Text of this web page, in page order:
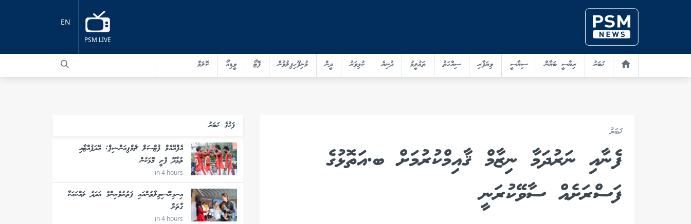
PSM LIVE
EN
ޚަބަރު ރިޔާސީ ބަޔާން ސިޔާސީ ވިޔަފާރި ސިއްހަތު ތަޢުލީމު ދުނިޔެ ކުޅިވަރު ދީން މުނިފޫހިފިލުވުން ފޮޓޯ ވީޑިއޯ ކޮލަމް
ޚަބަރު
ފެނާއި ނަރުދަމާ ނިޒާމް ޤާއިމްކުރުމަށް ބ.އަތޮޅުގެ
ފަސްރަށެއް ސާވޭކުރަނީ
ފަހުގެ ޚަބަރު
އެފްއޭއެމް ފުޓްސަލް ޗެމްޕިއަންޝިޕް: އޭދަފުއްޓާއި
ތުޅާދޫ ފެށީ މޮޅަކުން
in 4 hours
އިނގިރޭސިވިލާތުންއައި ފަތުރުވެރިންގެ އަދަދު ލައްކައަކާ
ގާތަށް
in 4 hours